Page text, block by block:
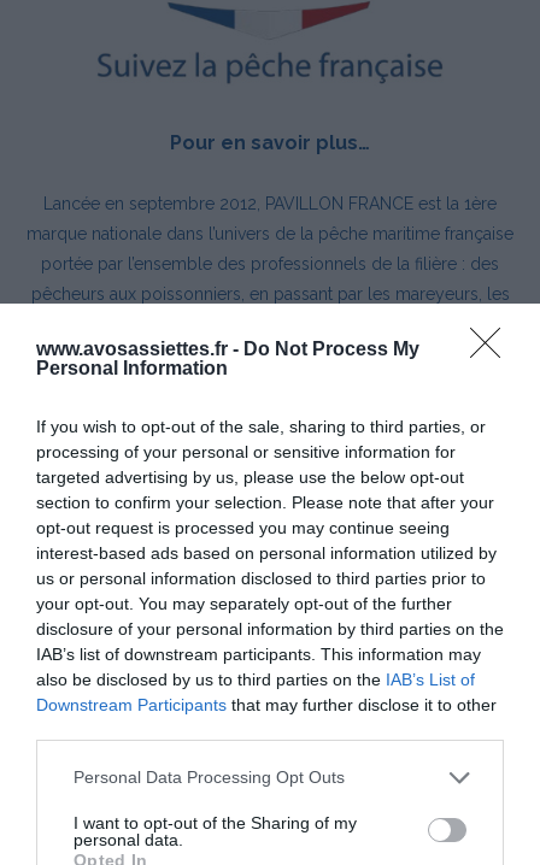
www.avosassiettes.fr - Do Not Process My
Personal Information
If you wish to opt-out of the sale, sharing to third parties, or
processing of your personal or sensitive information for
targeted advertising by us, please use the below opt-out
section to confirm your selection. Please note that after your
opt-out request is processed you may continue seeing
interest-based ads based on personal information utilized by
us or personal information disclosed to third parties prior to
your opt-out. You may separately opt-out of the further
disclosure of your personal information by third parties on the
IAB’s list of downstream participants. This information may
also be disclosed by us to third parties on the IAB’s List of
Downstream Participants that may further disclose it to other
Please note that this website/app uses one or more Google
not limited to your visit or usage behaviour. You may click to
grant or deny consent to Google and its third-party tags to
Personal Data Processing Opt Outs
I want to opt-out of the Sharing of my
personal data.
Opted In
Pour en savoir plus…
Lancée en septembre 2012, PAVILLON FRANCE est la 1ère
marque nationale dans l’univers de la pêche maritime française
portée par l’ensemble des professionnels de la filière : des
pêcheurs aux poissonniers, en passant par les mareyeurs, les
grossistes et les enseignes de la grande distribution. Pour
pouvoir être estampillés
fraîcheur optimale.
PAVILLON FRANCE vient soutenir la production française en
réorientant la consommation vers les produits de la pêche
fraîche française, à travers la valorisation de sa diversité et de sa
saisonnalité, de ses Hommes et de ses métiers.
Un trait d’union entre pêcheur et consommateur !
Pour tout savoir sur les produits de la pêche
www.pavillonfrance.fr